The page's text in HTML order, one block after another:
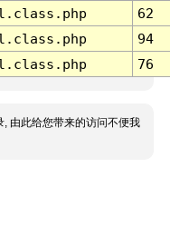
62
94
76
由此给您带来的访问不便我